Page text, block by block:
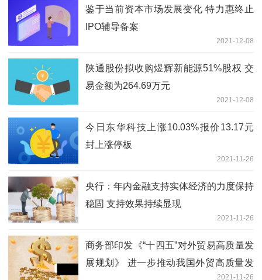
鉴于当前资本市场发展变化 特力惠终止
IPO辅导备案
2021-12-08
陕通股份拟收购煜辉新能源51%股权 交
易金额为264.69万元
2021-12-08
今日东华科技上涨10.03%报价13.17元
封上涨停板
2021-11-26
央行：年内金融支持实体经济的力度保持
稳固 支持效果持续显现
2021-11-26
商务部印发《“十四五”对外贸易高质量发
展规划》 进一步推动我国外贸高质量发
2021-11-26